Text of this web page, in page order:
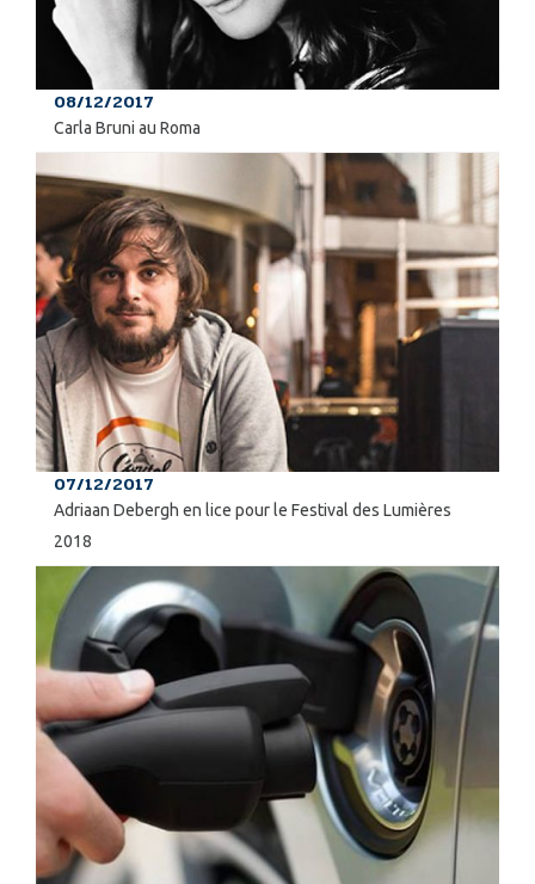
08/12/2017
Carla Bruni au Roma
07/12/2017
Adriaan Debergh en lice pour le Festival des Lumières
2018